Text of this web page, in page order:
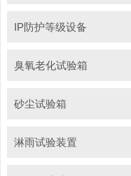
IP防护等级设备
臭氧老化试验箱
砂尘试验箱
淋雨试验装置